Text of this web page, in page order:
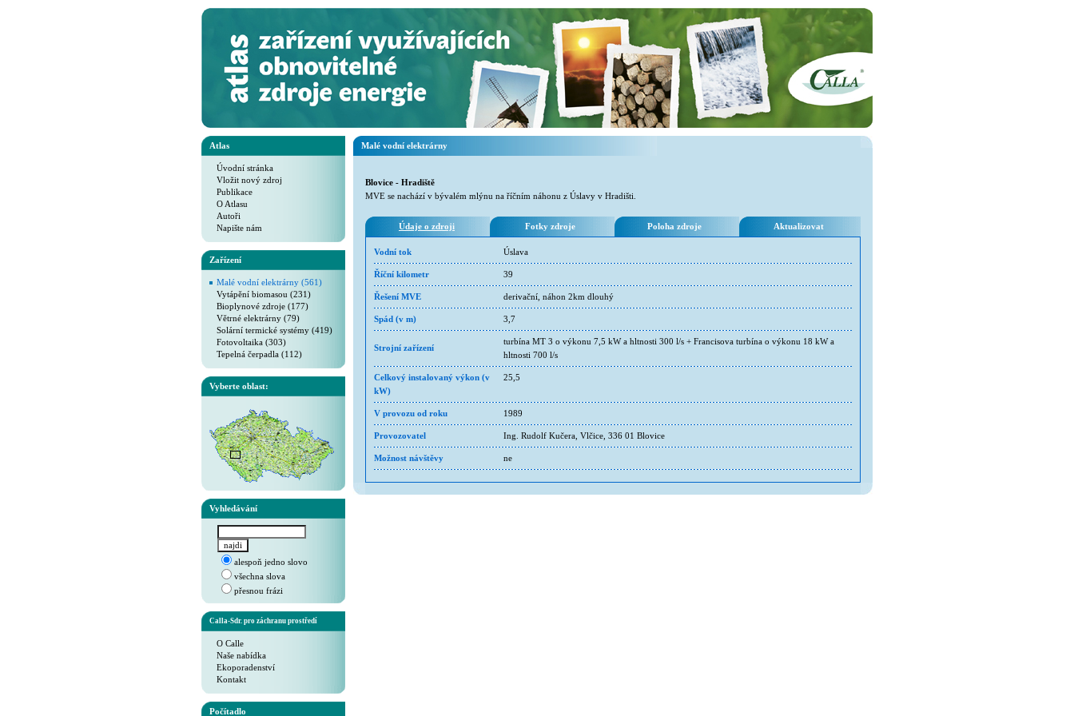
Atlas
Úvodní stránka
Vložit nový zdroj
Publikace
O Atlasu
Autoři
Napište nám
Zařízení
Malé vodní elektrárny (561)
Vytápění biomasou (231)
Bioplynové zdroje (177)
Větrné elektrárny (79)
Solární termické systémy (419)
Fotovoltaika (303)
Tepelná čerpadla (112)
Vyberte oblast:
Vyhledávání
alespoň jedno slovo
všechna slova
přesnou frázi
Calla-Sdr. pro záchranu prostředí
O Calle
Naše nabídka
Ekoporadenství
Kontakt
Počítadlo
Malé vodní elektrárny
Blovice - Hradiště
MVE se nachází v bývalém mlýnu na říčním náhonu z Úslavy v Hradišti.
Údaje o zdroji Fotky zdroje Poloha zdroje Aktualizovat
Vodní tok Úslava
Říční kilometr 39
Řešení MVE derivační, náhon 2km dlouhý
Spád (v m) 3,7
Strojní zařízení
turbína MT 3 o výkonu 7,5 kW a hltnosti 300 l/s + Francisova turbína o výkonu 18 kW a
hltnosti 700 l/s
Celkový instalovaný výkon (v
kW)
25,5
V provozu od roku 1989
Provozovatel Ing. Rudolf Kučera, Vlčice, 336 01 Blovice
Možnost návštěvy ne